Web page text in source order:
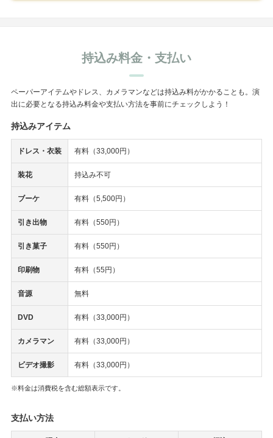
持込み料金・支払い
ペーパーアイテムやドレス、カメラマンなどは持込み料がかかることも。演
出に必要となる持込み料金や支払い方法を事前にチェックしよう！
持込みアイテム
ドレス・衣装 有料（33,000円）
装花 持込み不可
ブーケ 有料（5,500円）
引き出物 有料（550円）
引き菓子 有料（550円）
印刷物 有料（55円）
音源 無料
DVD 有料（33,000円）
カメラマン 有料（33,000円）
ビデオ撮影 有料（33,000円）
※料金は消費税を含む総額表示です。
支払い方法